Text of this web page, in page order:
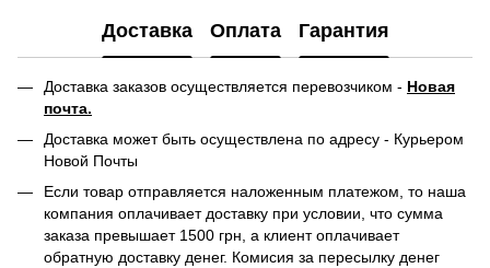
Доставка Оплата Гарантия
Доставка заказов осуществляется перевозчиком - Новая
почта.
Доставка может быть осуществлена по адресу - Курьером
Новой Почты
Если товар отправляется наложенным платежом, то наша
компания оплачивает доставку при условии, что сумма
заказа превышает 1500 грн, а клиент оплачивает
обратную доставку денег. Комисия за пересылку денег